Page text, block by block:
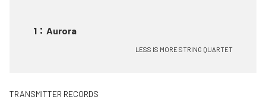
1 ： Aurora
LESS IS MORE STRING QUARTET
TRANSMITTER RECORDS